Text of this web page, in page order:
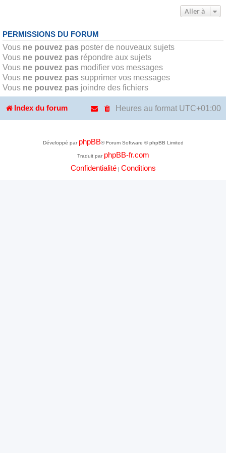
Aller à
PERMISSIONS DU FORUM
Vous ne pouvez pas poster de nouveaux sujets
Vous ne pouvez pas répondre aux sujets
Vous ne pouvez pas modifier vos messages
Vous ne pouvez pas supprimer vos messages
Vous ne pouvez pas joindre des fichiers
Index du forum Heures au format UTC+01:00
Développé par phpBB® Forum Software © phpBB Limited
Traduit par phpBB-fr.com
Confidentialité| Conditions